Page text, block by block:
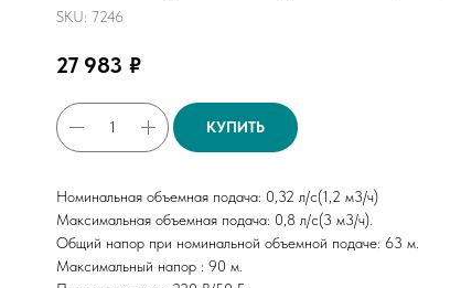
SKU: 7246
27 983 ₽
КУПИТЬ
Номинальная объемная подача: 0,32 л/с(1,2 м3/ч)
Максимальная объемная подача: 0,8 л/с(3 м3/ч).
Общий напор при номинальной объемной подаче: 63 м.
Максимальный напор : 90 м.